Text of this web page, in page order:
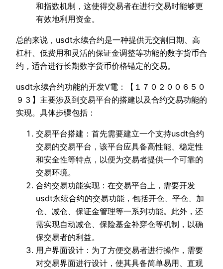
和指数机制，这使得交易者在进行交易时能够更
有效地利用资金。
总的来说，usdt永续合约是一种提供无交割日期、高
杠杆、低费用和灵活的保证金调整等功能的数字货币合
约，适合进行长期数字货币价格锚定的交易。
usdt永续合约功能的开发V電：【１７０２００６５０
９３】主要涉及到交易平台的搭建以及合约交易功能的
实现。具体步骤包括：
交易平台搭建：首先需要建立一个支持usdt合约
交易的交易平台，该平台应具备高性能、稳定性
和安全性等特点，以便为交易者提供一个可靠的
交易环境。
合约交易功能实现：在交易平台上，需要开发
usdt永续合约的交易功能，包括开仓、平仓、加
仓、减仓、保证金管理等一系列功能。此外，还
需实现自动减仓、保险基金补穿仓等机制，以确
保交易者的利益。
用户界面设计：为了方便交易者进行操作，需要
对交易界面进行设计，使其具备简单易用、直观